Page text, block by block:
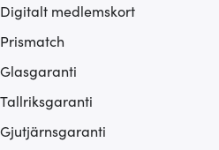
Digitalt medlemskort
Prismatch
Glasgaranti
Tallriksgaranti
Gjutjärnsgaranti